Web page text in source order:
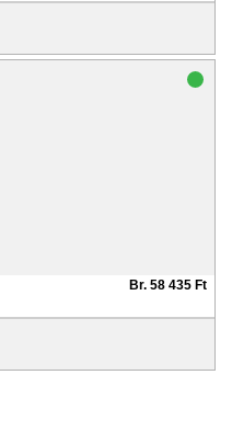
Br. 58 435 Ft